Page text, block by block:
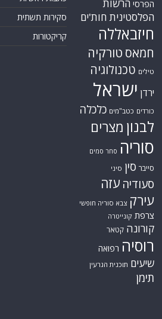
כלכלה
לבנוןמצרים
סוריה סחר סמים
סייבר סין סיני
סעודיהעזה
עירק
צרפת קונייטרה
קורונה קטאר
רוסיה רפואה
שיעים תוכנית הגרעין
תימן